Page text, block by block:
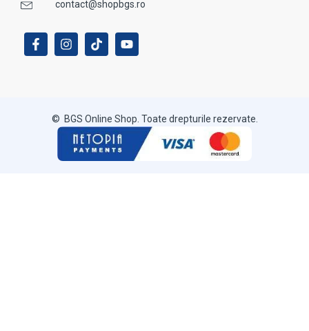
contact@shopbgs.ro
© BGS Online Shop. Toate drepturile rezervate.